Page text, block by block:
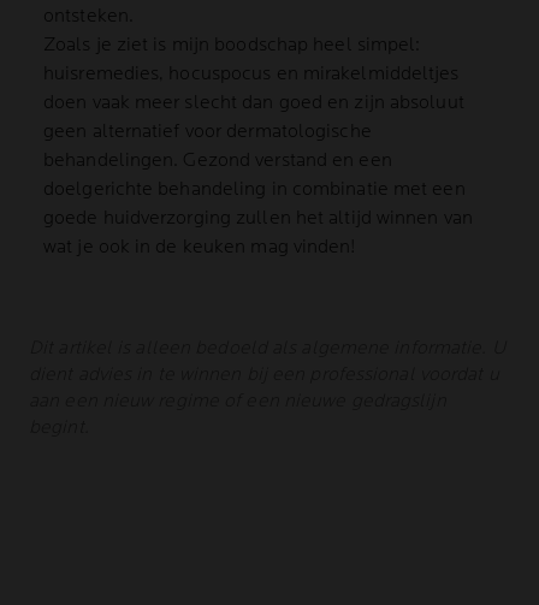
ontsteken.
Zoals je ziet is mijn boodschap heel simpel:
huisremedies, hocuspocus en mirakelmiddeltjes
doen vaak meer slecht dan goed en zijn absoluut
geen alternatief voor dermatologische
behandelingen. Gezond verstand en een
doelgerichte behandeling in combinatie met een
goede huidverzorging zullen het altijd winnen van
wat je ook in de keuken mag vinden!